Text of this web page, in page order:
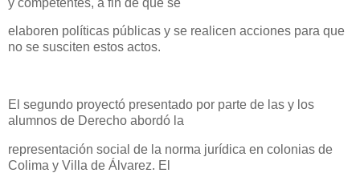
elaboren políticas públicas y se realicen acciones para que
no se susciten estos actos.
El segundo proyectó presentado por parte de las y los
alumnos de Derecho abordó la
representación social de la norma jurídica en colonias de
Colima y Villa de Álvarez. El